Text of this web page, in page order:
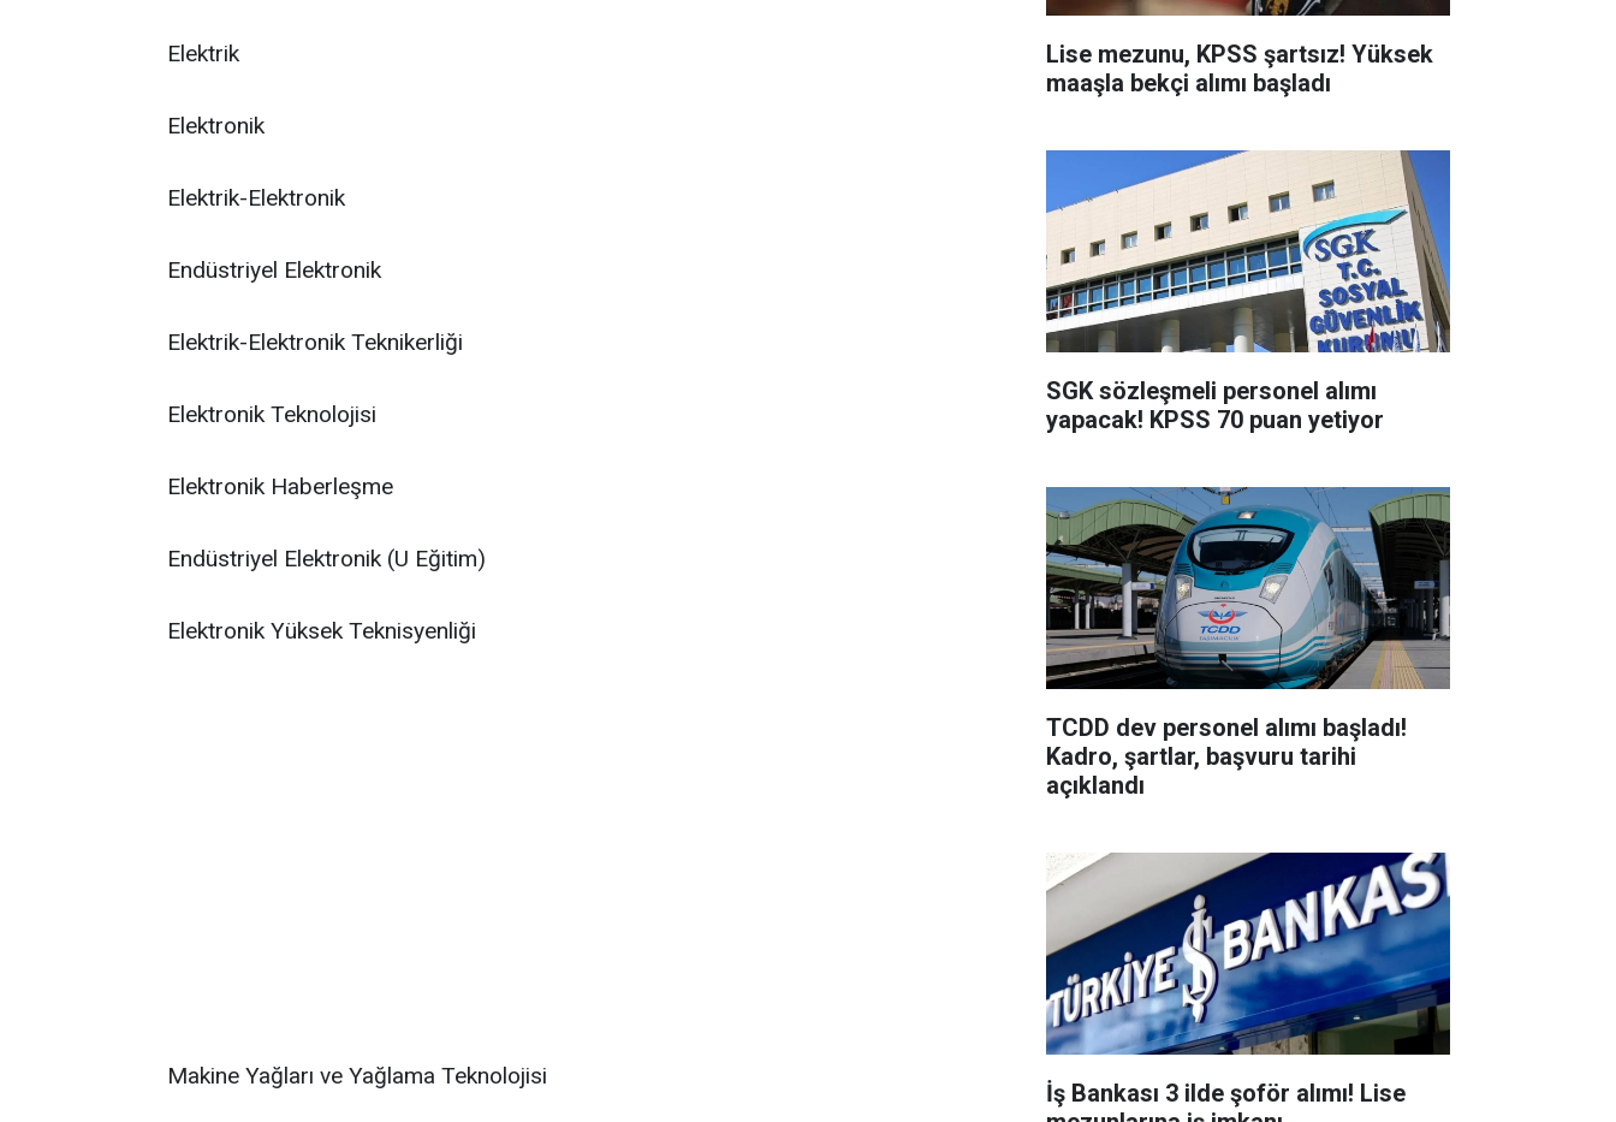
Elektrik
Elektronik
Elektrik-Elektronik
Endüstriyel Elektronik
Elektrik-Elektronik Teknikerliği
Elektronik Teknolojisi
Elektronik Haberleşme
Endüstriyel Elektronik (U Eğitim)
Elektronik Yüksek Teknisyenliği
Makine Yağları ve Yağlama Teknolojisi
Lise mezunu, KPSS şartsız! Yüksek
maaşla bekçi alımı başladı
SGK sözleşmeli personel alımı
yapacak! KPSS 70 puan yetiyor
TCDD dev personel alımı başladı!
Kadro, şartlar, başvuru tarihi
açıklandı
İş Bankası 3 ilde şoför alımı! Lise